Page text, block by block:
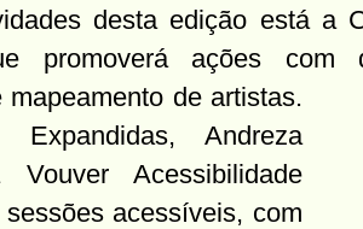
desta edição está a
promoverá ações com
mapeamento de artistas.
Andreza
Vouver Acessibilidade
acessíveis, com